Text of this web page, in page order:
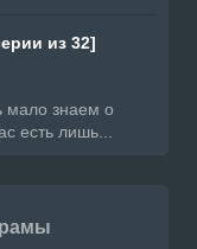
из 32]
мало знаем о
есть лишь...